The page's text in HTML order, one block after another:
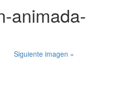
animada-
Siguiente imagen »